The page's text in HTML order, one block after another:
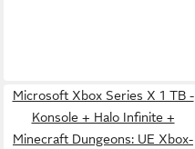
Microsoft Xbox Series X 1 TB -
Konsole + Halo Infinite +
Minecraft Dungeons: UE Xbox-